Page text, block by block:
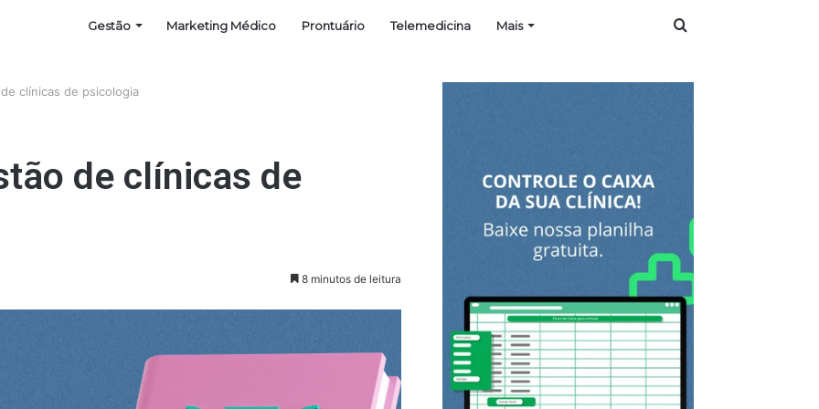
Gestão Marketing Médico Prontuário Telemedicina Mais Procurar
clínicas de psicologia
de clínicas de
8 minutos de leitura